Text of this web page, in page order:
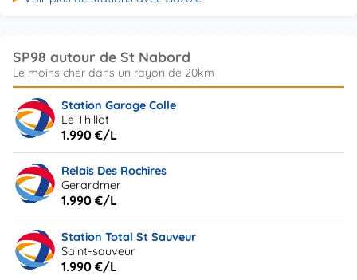
SP98 autour de St Nabord
Station Garage Colle
Le Thillot
1.990 €/L
Relais Des Rochires
Gerardmer
1.990 €/L
Station Total St Sauveur
Saint-sauveur
1.990 €/L